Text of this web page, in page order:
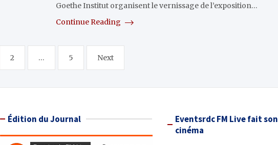
Goethe Institut organisent le vernissage de l’exposition…
Continue Reading
2 … 5 Next
Édition du Journal
Eventsrdc FM Live fait son
cinéma